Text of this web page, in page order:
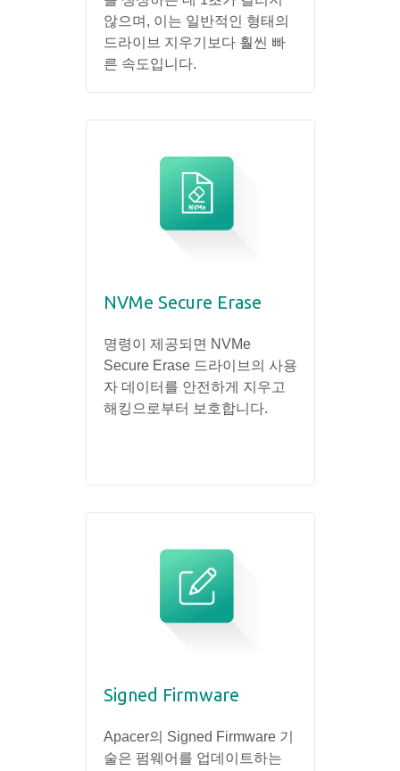
않으며, 이는 일반적인 형태의
드라이브 지우기보다 훨씬 빠
른 속도입니다.
NVMe Secure Erase
명령이 제공되면 NVMe
Secure Erase 드라이브의 사용
자 데이터를 안전하게 지우고
해킹으로부터 보호합니다.
Signed Firmware
Apacer의 Signed Firmware 기
술은 펌웨어를 업데이트하는